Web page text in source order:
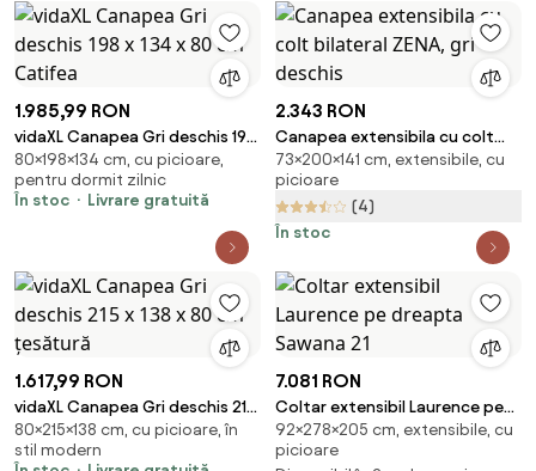
1.985,99 RON
vidaXL Canapea Gri deschis 198
x 134 x 80 cm Catifea
80×198×134 cm, cu picioare,
pentru dormit zilnic
În stoc
Livrare gratuită
2.343 RON
Canapea extensibila cu colt
bilateral ZENA, gri deschis
73×200×141 cm, extensibile, cu
picioare
(4)
În stoc
1.617,99 RON
vidaXL Canapea Gri deschis 215
x 138 x 80 cm țesătură
80×215×138 cm, cu picioare, în
stil modern
7.081 RON
Coltar extensibil Laurence pe
dreapta Sawana 21
92×278×205 cm, extensibile, cu
picioare